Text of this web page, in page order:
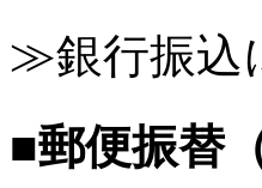
≫銀行振込
■郵便振替